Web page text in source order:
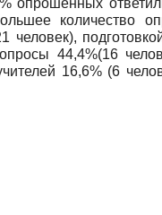
опрошенных
человек),
44,4%(16
16,6% (6